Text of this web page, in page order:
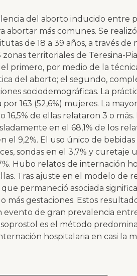
del aborto inducido entre
abortar más comunes. Se
de 18 a 39 años, a través de
territoriales de Teresina-
primero, por medio de la
del aborto; el segundo,
sociodemográficas. La
163 (52,6%) mujeres. La
16,5% de ellas relataron 3 o más.
en el 68,1% de los
el 9,2%. El uso único de
sondas en el 3,7% y curetaje
Hubo relatos de internación
Tras ajuste en el modelo de
permaneció asociada
más gestaciones. Estos
de gran prevalencia
es el método
hospitalaria en casi la